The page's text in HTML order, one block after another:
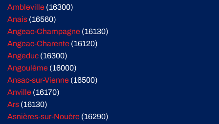
Ambleville (16300)
Anais (16560)
Angeac-Champagne (16130)
Angeac-Charente (16120)
Angeduc (16300)
Angoulême (16000)
Ansac-sur-Vienne (16500)
Anville (16170)
Ars (16130)
Asnières-sur-Nouère (16290)